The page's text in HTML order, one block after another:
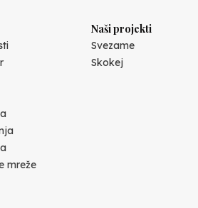
mreže
Naši projekti
Svezame
Skokej